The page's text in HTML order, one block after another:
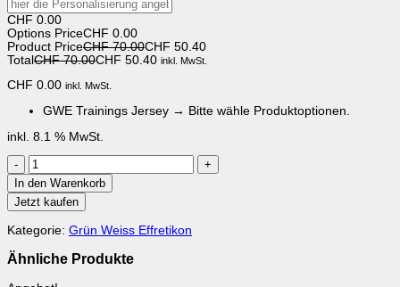
CHF 0.00
Options PriceCHF 0.00
Product PriceCHF 70.00CHF 50.40
Total CHF 70.00CHF 50.40 inkl. MwSt.
CHF 0.00 inkl. MwSt.
GWE Trainings Jersey → Bitte wähle Produktoptionen.
inkl. 8.1 % MwSt.
GWE
Trainings
Shirt
Set
Menge
In den Warenkorb
Jetzt kaufen
Kategorie: Grün Weiss Effretikon
Ähnliche Produkte